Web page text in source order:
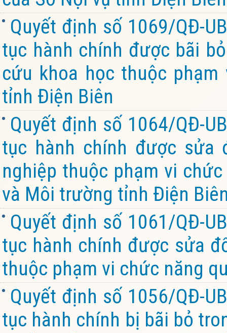
Quyết định số 1069/QĐ-
tục hành chính được bãi
cứu khoa học thuộc
tỉnh Điện Biên
Quyết định số 1064/QĐ-
tục hành chính được sửa
nghiệp thuộc phạm vi
và Môi trường tỉnh Điện
Quyết định số 1061/QĐ-
tục hành chính được sửa
thuộc phạm vi chức năng
Quyết định số 1056/QĐ-
tục hành chính bị bãi bỏ